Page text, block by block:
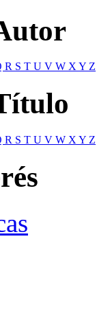
R S T U V W XY Z
R S T U V W X Y Z